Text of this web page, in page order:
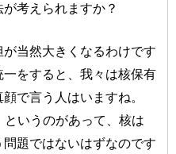
考えられますか？
当然大きくなるわけです
をすると、我々は核保有
で言う人はいますね。
いうのがあって、核は
問題ではないはずなのです